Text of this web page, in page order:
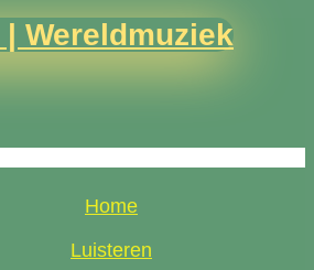
Wereldmuziek
Home
Luisteren